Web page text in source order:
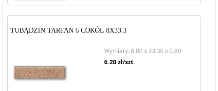
TUBĄDZIN TARTAN 6 COKÓŁ 8X33.3
Wymiary: 8.00 x 33.30 x 0.80
6.20zł/szt.